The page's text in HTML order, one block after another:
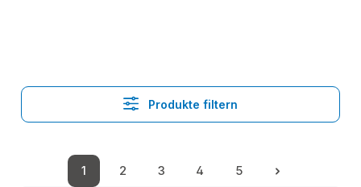
Produkte filtern
Seite
1
Seite
2
Seite
3
Seite
4
Seite
5